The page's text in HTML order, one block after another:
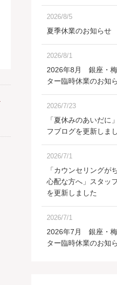
2026/8/5
夏季休業のお知らせ
2026/8/1
2026年8月 銀座・
ター臨時休業のお知
2026/7/23
「夏休みのあいだに
フブログを更新しま
2026/7/1
「カウンセリングが
心配な方へ」スタッ
を更新しました
2026/7/1
2026年7月 銀座・
ター臨時休業のお知